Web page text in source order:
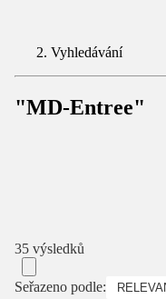
Vyhledávání
"MD-Entree"
35 výsledků
Seřazeno podle: